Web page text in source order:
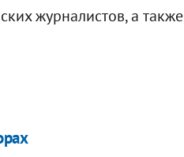
журналистов, а также